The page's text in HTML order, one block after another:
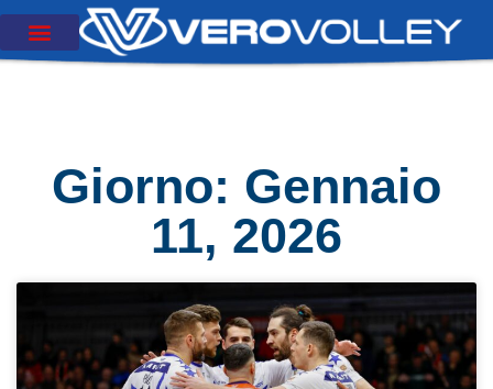
Giorno: Gennaio
11, 2026